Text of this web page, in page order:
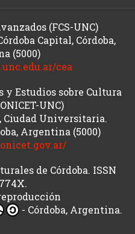
(FCS-UNC)
Capital, Córdoba,
(5000)
cea
y Estudios sobre Cultura
UNC)
Ciudad Universitaria.
Argentina (5000)
de Córdoba. ISSN
- Córdoba, Argentina.